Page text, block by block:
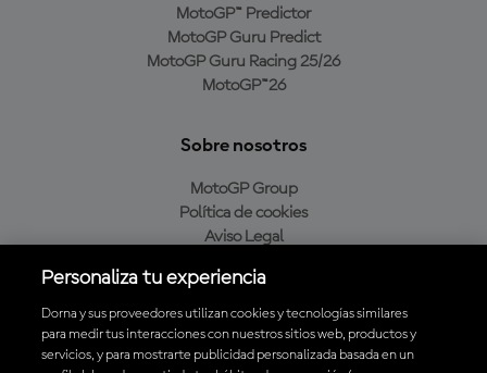
MotoGP™ Predictor
MotoGP Guru Predict
MotoGP Guru Racing 25/26
MotoGP™26
Sobre nosotros
MotoGP Group
Política de cookies
Aviso Legal
Política de compra
Personaliza tu experiencia
Dorna y sus proveedores utilizan cookies y tecnologías similares
para medir tus interacciones con nuestros sitios web, productos y
servicios, y para mostrarte publicidad personalizada basada en un